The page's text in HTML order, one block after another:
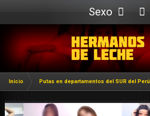
Sexo
Webcam
Inicio Putas en departamentos del SUR del Perú